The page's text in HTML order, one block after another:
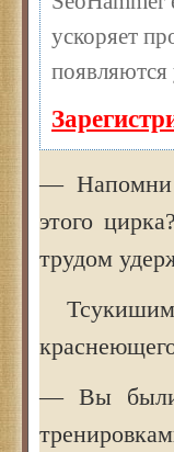
ускоряет
появляются
— Напомни
этого
трудом
— Вы были